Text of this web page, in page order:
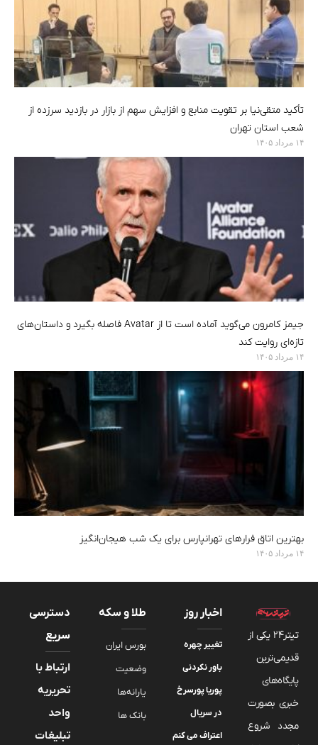
تأکید متقی‌نیا بر تقویت منابع و افزایش سهم از بازار در بازدید سرزده از
شعب استان تهران
۱۴ مرداد ۱۴۰۵
جیمز کامرون می‌گوید آماده است تا از Avatar فاصله بگیرد و داستان‌های
تازه‌ای روایت کند
۱۴ مرداد ۱۴۰۵
بهترین اتاق فرارهای تهرانپارس برای یک شب هیجان‌انگیز
۱۴ مرداد ۱۴۰۵
تیتر24 یکی از
قدیمی‌ترین
پایگاه‌های
خبری بصورت
مجدد شروع
اخبار روز
تغییر چهره
باور نکردنی
پوریا پورسرخ
در سریال
اعتراف می کنم
طلا و سکه
بورس ایران
وضعیت
یارانه‌ها
بانک ها
دسترسی
سریع
ارتباط با
تحریریه
واحد
تبلیغات